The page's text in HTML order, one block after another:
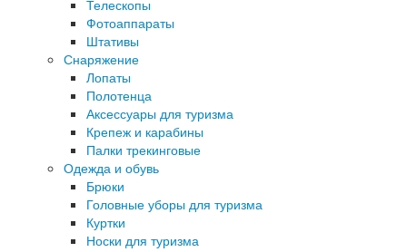
Телескопы
Фотоаппараты
Штативы
Снаряжение
Лопаты
Полотенца
Аксессуары для туризма
Крепеж и карабины
Палки трекинговые
Одежда и обувь
Брюки
Головные уборы для туризма
Куртки
Носки для туризма